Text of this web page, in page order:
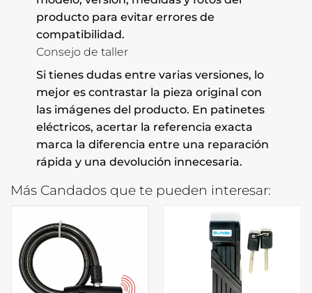
producto para evitar errores de
compatibilidad.
Consejo de taller
Si tienes dudas entre varias versiones, lo
mejor es contrastar la pieza original con
las imágenes del producto. En patinetes
eléctricos, acertar la referencia exacta
marca la diferencia entre una reparación
rápida y una devolución innecesaria.
Más Candados que te pueden interesar: